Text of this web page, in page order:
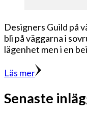
Designers Guild på
bli på väggarna i
lägenhet men i en
Läs mer
Senaste